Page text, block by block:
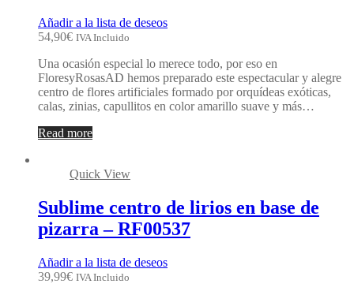
Añadir a la lista de deseos
54,90€ IVA Incluido
Una ocasión especial lo merece todo, por eso en
FloresyRosasAD hemos preparado este espectacular y alegre
centro de flores artificiales formado por orquídeas exóticas,
calas, zinias, capullitos en color amarillo suave y más…
Read more
Quick View
Sublime centro de lirios en base de
pizarra – RF00537
Añadir a la lista de deseos
39,99€ IVA Incluido